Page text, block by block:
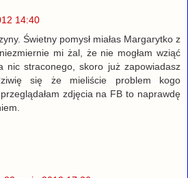
14:40
Świetny pomysł miałas Margarytko z
mi żal, że nie mogłam wziąć
nic straconego, skoro już zapowiadasz
się że mieliście problem kogo
zdjęcia na FB to naprawdę